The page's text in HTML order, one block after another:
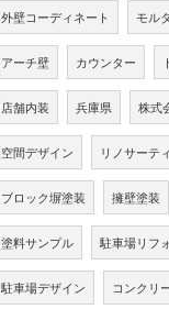
外壁コーディネート モル
アーチ壁 カウンター
店舗内装 兵庫県 株式
空間デザイン リノサーティ
ブロック塀塗装 擁壁塗装
塗料サンプル 駐車場リフ
駐車場デザイン コンクリ